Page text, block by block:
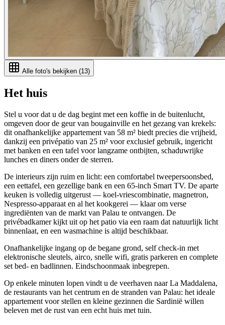
Alle foto's bekijken (13)
Het huis
Stel u voor dat u de dag begint met een koffie in de buitenlucht,
omgeven door de geur van bougainville en het gezang van krekels:
dit onafhankelijke appartement van 58 m² biedt precies die vrijheid,
dankzij een privépatio van 25 m² voor exclusief gebruik, ingericht
met banken en een tafel voor langzame ontbijten, schaduwrijke
lunches en diners onder de sterren.
De interieurs zijn ruim en licht: een comfortabel tweepersoonsbed,
een eettafel, een gezellige bank en een 65-inch Smart TV. De aparte
keuken is volledig uitgerust — koel-vriescombinatie, magnetron,
Nespresso-apparaat en al het kookgerei — klaar om verse
ingrediënten van de markt van Palau te ontvangen. De
privébadkamer kijkt uit op het patio via een raam dat natuurlijk licht
binnenlaat, en een wasmachine is altijd beschikbaar.
Onafhankelijke ingang op de begane grond, self check-in met
elektronische sleutels, airco, snelle wifi, gratis parkeren en complete
set bed- en badlinnen. Eindschoonmaak inbegrepen.
Op enkele minuten lopen vindt u de veerhaven naar La Maddalena,
de restaurants van het centrum en de stranden van Palau: het ideale
appartement voor stellen en kleine gezinnen die Sardinië willen
beleven met de rust van een echt huis met tuin.